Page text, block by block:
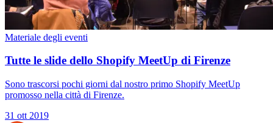
Materiale degli eventi
Tutte le slide dello Shopify MeetUp di Firenze
Sono trascorsi pochi giorni dal nostro primo Shopify MeetUp
promosso nella città di Firenze.
31 ott 2019